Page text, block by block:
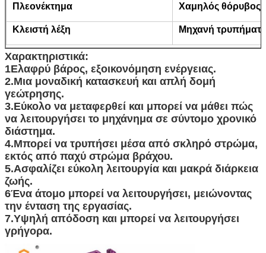
Πλεονέκτημα Χαμηλός θόρυβος
Κλειστή λέξη Μηχανή
Χαρακτηριστικά:
1Ελαφρύ βάρος, εξοικονόμηση ενέργειας.
2.Μια μοναδική κατασκευή και απλή δομή
γεώτρησης.
3.Εύκολο να μεταφερθεί και μπορεί να μάθει πώς
να λειτουργήσει το μηχάνημα σε σύντομο χρονικό
διάστημα.
4.Μπορεί να τρυπήσει μέσα από σκληρό στρώμα,
εκτός από παχύ στρώμα βράχου.
5.Ασφαλίζει εύκολη λειτουργία και μακρά διάρκεια
ζωής.
6Ένα άτομο μπορεί να λειτουργήσει, μειώνοντας
την ένταση της εργασίας.
7.Υψηλή απόδοση και μπορεί να λειτουργήσει
γρήγορα.